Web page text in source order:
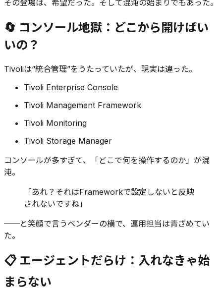
その登場は、希望だった。そして混沌の始まりでもあった。
🔄 コンソール地獄：どこから開けばい
いの？
Tivoliは“統合管理”をうたっていたが、現実は違った。
Tivoli Enterprise Console
Tivoli Management Framework
Tivoli Monitoring
Tivoli Storage Manager
コンソールが多すぎて、「どこで何を操作するのか」が混
沌。
「あれ？それはFrameworkで設定しないと反映
されないですね」
──と笑顔で言うベンダーの横で、運用担当は青ざめてい
た。
📋 エージェントだらけ：入れなきゃ始
まらない